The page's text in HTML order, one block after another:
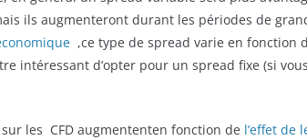
ils augmenteront durant les périodes de
,ce type de spread varie en fonction
intéressant d’opter pour un spread fixe (si vous
les CFD augmententen fonction de l’effet de